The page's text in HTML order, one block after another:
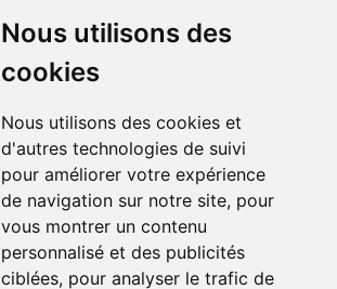
Nous utilisons des
cookies
Nous utilisons des cookies et
d'autres technologies de suivi
pour améliorer votre expérience
de navigation sur notre site, pour
vous montrer un contenu
personnalisé et des publicités
ciblées, pour analyser le trafic de